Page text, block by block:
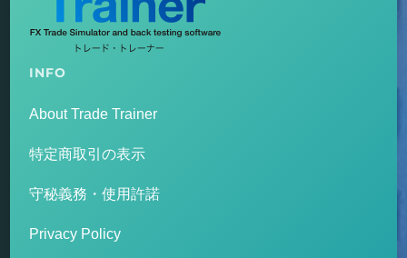
INFO
About Trade Trainer
特定商取引の表示
守秘義務・使用許諾
Privacy Policy